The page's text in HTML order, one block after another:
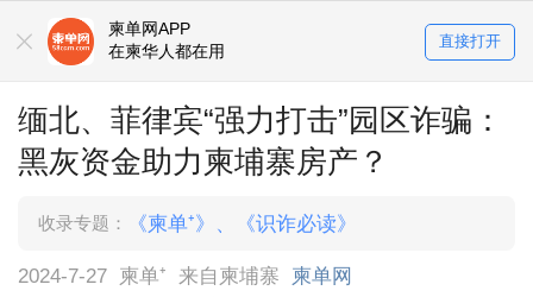
柬单网APP
在柬华人都在用
直接打开
缅北、菲律宾“强力打击”园区诈骗：
黑灰资金助力柬埔寨房产？
收录专题： 《柬单⁺》 《识诈必读》
2024-7-27 柬单⁺ 来自柬埔寨 柬单网